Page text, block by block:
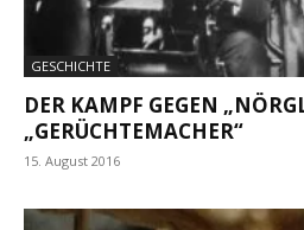
GESCHICHTE
DER KAMPF GEGEN
„GERÜCHTEMACHER“
15. August 2016